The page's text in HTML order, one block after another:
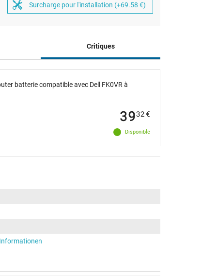
Surcharge pour l'installation (+69.58 €)
Critiques
batterie compatible avec Dell FK0VR à
Disponible
3932 €